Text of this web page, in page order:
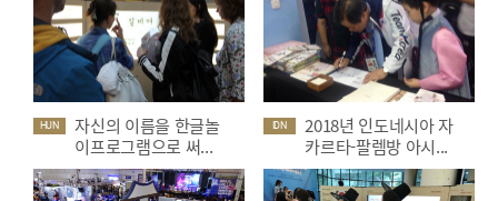
HUN
자신의 이름을 한글놀
이프로그램으로 써...
IDN
2018년 인도네시아 자
카르타-팔렘방 아시...